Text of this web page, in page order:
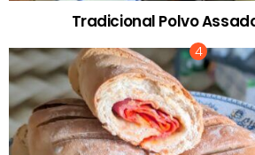
Tradicional Polvo